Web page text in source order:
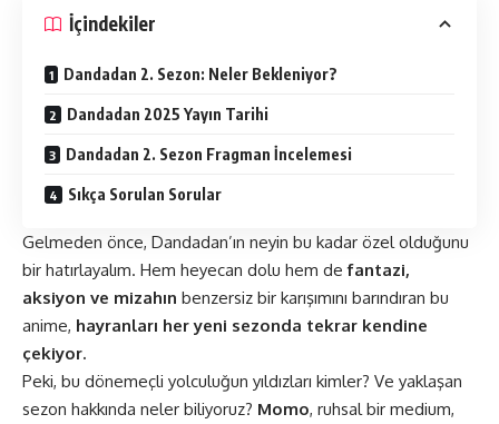
İçindekiler
Dandadan 2. Sezon: Neler Bekleniyor?
Dandadan 2025 Yayın Tarihi
Dandadan 2. Sezon Fragman İncelemesi
Sıkça Sorulan Sorular
Gelmeden önce, Dandadan’ın neyin bu kadar özel olduğunu
bir hatırlayalım. Hem heyecan dolu hem defantazi,
aksiyon ve mizahın benzersiz bir karışımını barındıran bu
anime, hayranları her yeni sezonda tekrar kendine
çekiyor.
Peki, bu dönemeçli yolculuğun yıldızları kimler? Ve yaklaşan
sezon hakkında neler biliyoruz? Momo, ruhsal bir medium,